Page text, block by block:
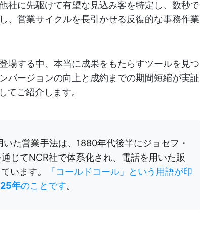
社に先駆けて有望な見込み客を特定し、数秒で
、営業サイクルを長引かせる反復的な事務作業
場する中、本当に成果をもたらすツールを見つ
バージョンの向上と成約までの期間短縮が実証
てご紹介します。
た営業手法は、1880年代後半にジョセフ・
じてNCR社で体系化され、電話を用いた販
います。
「コールドコール」という用語が印
年のことです。